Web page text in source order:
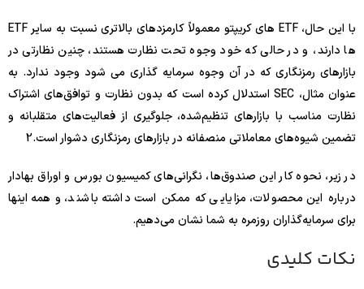
با این حال، ETF های کریپتو معمولاً کارمزدهای بالاتری نسبت به سایر ETF
ها دارند، و در حالی که خود وجوه تحت نظارت هستند، چنین نظارتی در
بازارهای رمزنگاری که در آن وجوه سرمایه گذاری می شود وجود ندارد. به
عنوان مثال، SEC استدلال کرده است که بدون نظارت و توافق‌های اشتراک
نظارت مناسب با بازارهای تنظیم‌شده، جلوگیری از فعالیت‌های متقلبانه و
تضمین شیوه‌های معاملاتی منصفانه در بازارهای رمزنگاری دشوار است.2
در زیر، نحوه کار این صندوق‌ها، نگرانی‌های کمیسیون بورس و اوراق بهادار
درباره این محصولات، مزایایی که ممکن است داشته باشند، و همه اینها
برای سرمایه‌گذاران روزمره به شما نشان می‌دهیم.
نکات کلیدی